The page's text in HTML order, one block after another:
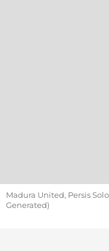
Madura United, Persis
Generated)